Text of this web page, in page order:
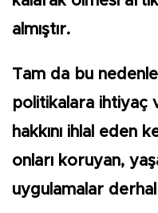
almıştır.
Tam da bu
politikalara ihtiyaç
hakkını ihlal eden
onları koruyan,
uygulamalar